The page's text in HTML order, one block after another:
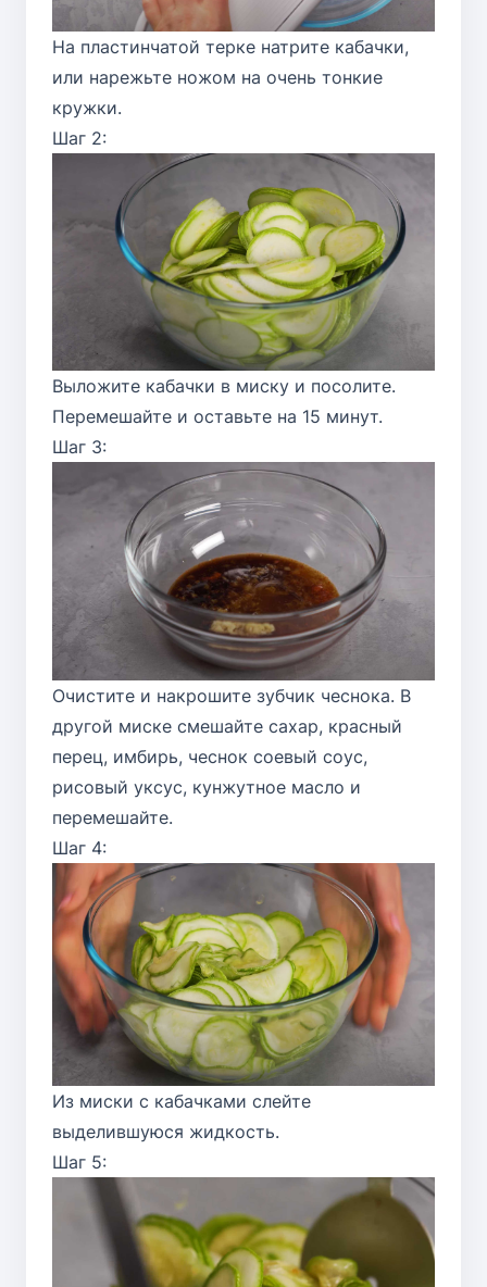
На пластинчатой терке натрите кабачки,
или нарежьте ножом на очень тонкие
кружки.
Шаг 2:
Выложите кабачки в миску и посолите.
Перемешайте и оставьте на 15 минут.
Шаг 3:
Очистите и накрошите зубчик чеснока. В
другой миске смешайте сахар, красный
перец, имбирь, чеснок соевый соус,
рисовый уксус, кунжутное масло и
перемешайте.
Шаг 4:
Из миски с кабачками слейте
выделившуюся жидкость.
Шаг 5: